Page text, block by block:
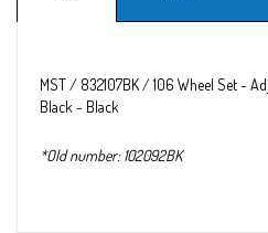
MST / 832107BK / 106 Wheel Set -
Black - Black
*Old number: 102092BK